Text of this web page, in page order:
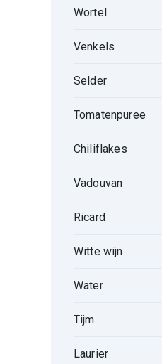
Wortel
Venkels
Selder
Tomatenpuree
Chiliflakes
Vadouvan
Ricard
Witte wijn
Water
Tijm
Laurier